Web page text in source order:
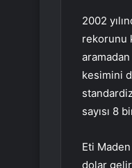
2002
rekorunu
kesimini
sayısı 8
Eti
dolar